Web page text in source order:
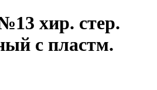
хир. стер.
с пластм.